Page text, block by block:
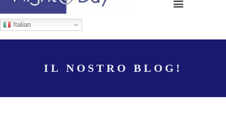
Italian
IL NOSTRO BLOG!